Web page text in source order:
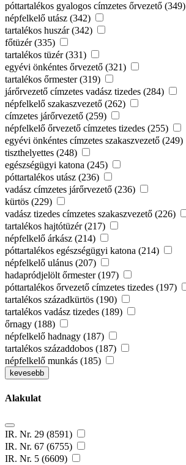
póttartalékos gyalogos címzetes őrvezető (349)
népfelkelő utász (342)
tartalékos huszár (342)
főtüzér (335)
tartalékos tüzér (331)
egyévi önkéntes őrvezető (321)
tartalékos őrmester (319)
járőrvezető címzetes vadász tizedes (284)
népfelkelő szakaszvezető (262)
címzetes járőrvezető (259)
népfelkelő őrvezető címzetes tizedes (255)
egyévi önkéntes címzetes szakaszvezető (249)
tiszthelyettes (248)
egészségügyi katona (245)
póttartalékos utász (236)
vadász címzetes járőrvezető (236)
kürtös (229)
vadász tizedes címzetes szakaszvezető (226)
tartalékos hajtótüzér (217)
népfelkelő árkász (214)
póttartalékos egészségügyi katona (214)
népfelkelő ulánus (207)
hadapródjelölt őrmester (197)
póttartalékos őrvezető címzetes tizedes (197)
tartalékos századkürtös (190)
tartalékos vadász tizedes (189)
őrnagy (188)
népfelkelő hadnagy (187)
tartalékos századdobos (187)
népfelkelő munkás (185)
kevesebb
Alakulat
IR. Nr. 29 (8591)
IR. Nr. 67 (6755)
IR. Nr. 5 (6609)